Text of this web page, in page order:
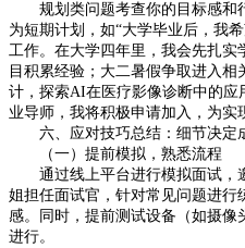
规划类问题考查你的目标感和
为短期计划，如“大学毕业后，我
工作。在大学四年里，我会先扎实
目积累经验；大二暑假争取进入
计，探索AI在医疗影像诊断中的
业导师，我将积极申请加入，为实
六、应对技巧总结：细节决定
（一）提前模拟，熟悉流程
通过线上平台进行模拟面试，
姐担任面试官，针对常见问题进行
感。同时，提前测试设备（如摄像
进行。